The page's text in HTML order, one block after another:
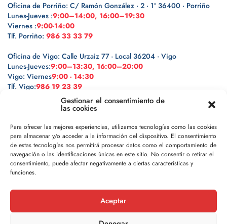
Gestionar el consentimiento de
las cookies
Para ofrecer las mejores experiencias, utilizamos tecnologías como las cookies
para almacenar y/o acceder a la información del dispositivo. El consentimiento
de estas tecnologías nos permitirá procesar datos como el comportamiento de
navegación o las identificaciones únicas en este sitio. No consentir o retirar el
consentimiento, puede afectar negativamente a ciertas características y
funciones.
Aceptar
Oficina de Porriño: C/ Ramón González · 2 · 1º 36400 · Porriño
Lunes-Jueves :9:00–14:00, 16:00–19:30
Viernes :9:00-14:00
Tlf. Porriño: 986 33 33 79
Oficina de Vigo: Calle Urzaiz 77 - Local 36204 · Vigo
Lunes-Jueves:9:00–13:30, 16:00–20:00
Vigo: Viernes9:00 - 14:30
Tlf. Vigo:986 19 23 39
Legal
Política de privacidad